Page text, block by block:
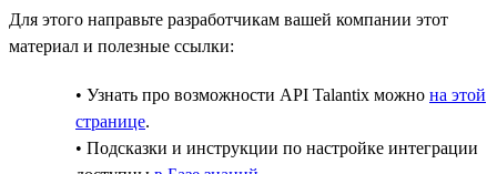
Для этого направьте разработчикам вашей компании этот
материал и полезные ссылки:
• Узнать про возможности API Talantix можно на этой
странице.
• Подсказки и инструкции по настройке интеграции